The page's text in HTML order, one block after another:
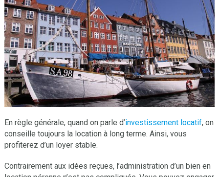
En règle générale, quand on parle d’investissement locatif, on
conseille toujours la location à long terme. Ainsi, vous
profiterez d’un loyer stable.
Contrairement aux idées reçues, l’administration d’un bien en